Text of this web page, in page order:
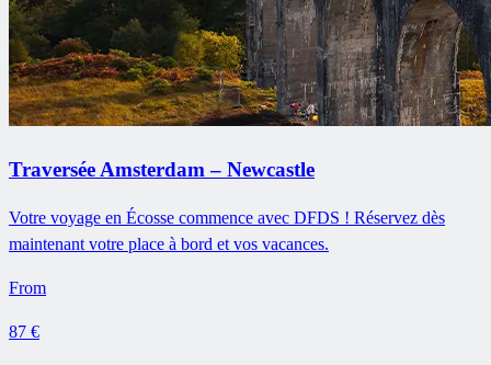
Traversée Amsterdam – Newcastle
Votre voyage en Écosse commence avec DFDS ! Réservez dès
maintenant votre place à bord et vos vacances.
From
87 €